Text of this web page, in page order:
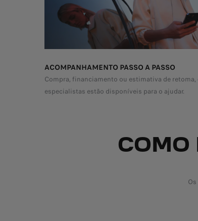
ACOMPANHAMENTO PASSO A PASSO
Compra, financiamento ou estimativa de retoma,
especialistas estão disponíveis para o ajudar.
COMO